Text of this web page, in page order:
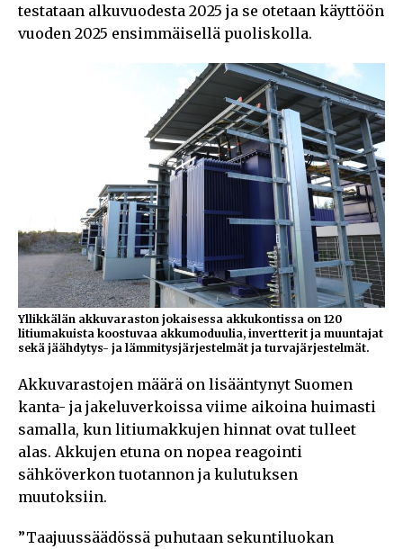
testataan alkuvuodesta 2025 ja se otetaan käyttöön
vuoden 2025 ensimmäisellä puoliskolla.
Yllikkälän akkuvaraston jokaisessa akkukontissa on 120
litiumakuista koostuvaa akkumoduulia, invertterit ja muuntajat
sekä jäähdytys- ja lämmitysjärjestelmät ja turvajärjestelmät.
Akkuvarastojen määrä on lisääntynyt Suomen
kanta- ja jakeluverkoissa viime aikoina huimasti
samalla, kun litiumakkujen hinnat ovat tulleet
alas. Akkujen etuna on nopea reagointi
sähköverkon tuotannon ja kulutuksen
muutoksiin.
”Taajuussäädössä puhutaan sekuntiluokan